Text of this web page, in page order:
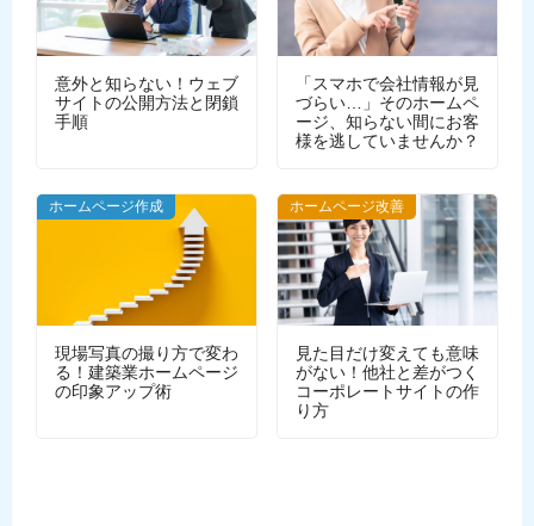
意外と知らない！ウェブ
サイトの公開方法と閉鎖
手順
「スマホで会社情報が見
づらい…」そのホームペ
ージ、知らない間にお客
様を逃していませんか？
WEBデザイン
ホームページ作成
現場写真の撮り方で変わ
る！建築業ホームページ
の印象アップ術
ホームページ改善
見た目だけ変えても意味
がない！他社と差がつく
コーポレートサイトの作
り方